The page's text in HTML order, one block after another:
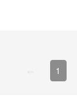
go to page
1